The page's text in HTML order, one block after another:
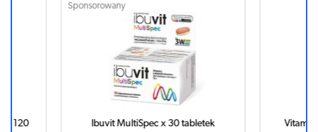
x 120
Sponsorowany
Ibuvit MultiSpec x 30 tabletek Vitamin